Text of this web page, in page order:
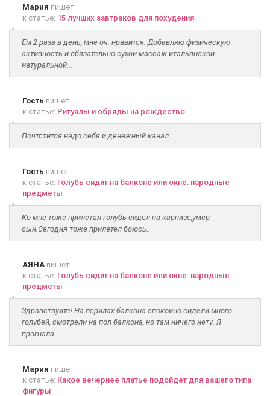
Мария пишет
к статье: 15 лучших завтраков для похудения
Ем 2 раза в день, мне оч. нравится. Добавляю физическую
активность и обязательно сухой массаж итальянской
натуральной...
Гость пишет
к статье: Ритуалы и обряды на рождество
Почтстится надо себя и денежный канал
Гость пишет
к статье: Голубь сидит на балконе или окне: народные
предметы
Ко мне тоже прилетал голубь сидел на карнизе,умер
сын.Сегодня тоже прилетел боюсь..
АЯНА пишет
к статье: Голубь сидит на балконе или окне: народные
предметы
Здравствуйте! На перилах балкона спокойно сидели много
голубей, смотрели на пол балкона, но там ничего нету. Я
прогнала...
Мария пишет
к статье: Какое вечернее платье подойдет для вашего типа
фигуры